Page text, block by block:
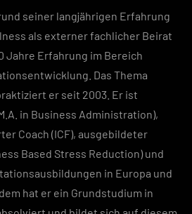
seiner langjährigen Erfahrung
als externer fachlicher Beirat
Jahre Erfahrung im Bereich
Das Thema
er seit 2003. Er ist
in Business Administration),
Coach (ICF), ausgebildeter
Based Stress Reduction) und
in Europa und
hat er ein Grundstudium in